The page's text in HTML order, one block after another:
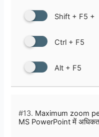
Shift + F5 +
Ctrl + F5
Alt + F5
#13. Maximum zoom
MS PowerPoint में